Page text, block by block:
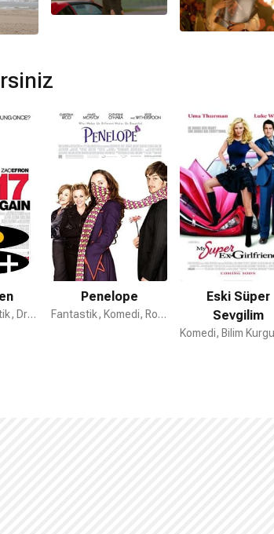
Komedi, Fantastik, Dram
Penelope
Fantastik, Komedi, Romantik
Eski Süper
Sevgilim